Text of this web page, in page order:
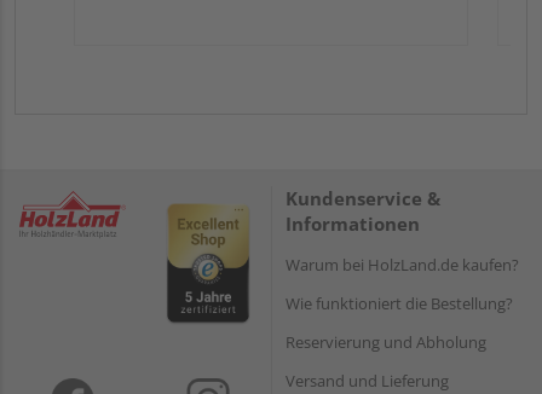
Kundenservice &
Informationen
Warum bei HolzLand.de kaufen?
Wie funktioniert die Bestellung?
Reservierung und Abholung
Versand und Lieferung